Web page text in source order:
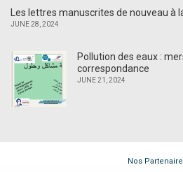
Les lettres manuscrites de nouveau à
JUNE 28, 2024
Pollution des eaux :
correspondance
JUNE 21, 2024
Nos